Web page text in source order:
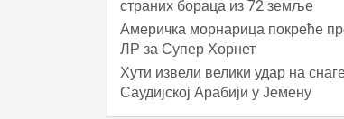
страних бораца из 72 земље
Америчка морнарица покреће
ЛР за Супер Хорнет
Хути извели велики удар на
Саудијској Арабији у Јемену